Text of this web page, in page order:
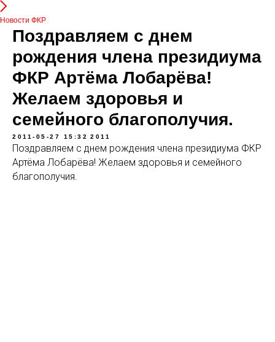
Новости ФКР
Поздравляем с днем
рождения члена президиума
ФКР Артёма Лобарёва!
Желаем здоровья и
семейного благополучия.
2011-05-27 15:32 2011
Поздравляем с днем рождения члена президиума ФКР
Артёма Лобарёва! Желаем здоровья и семейного
благополучия.